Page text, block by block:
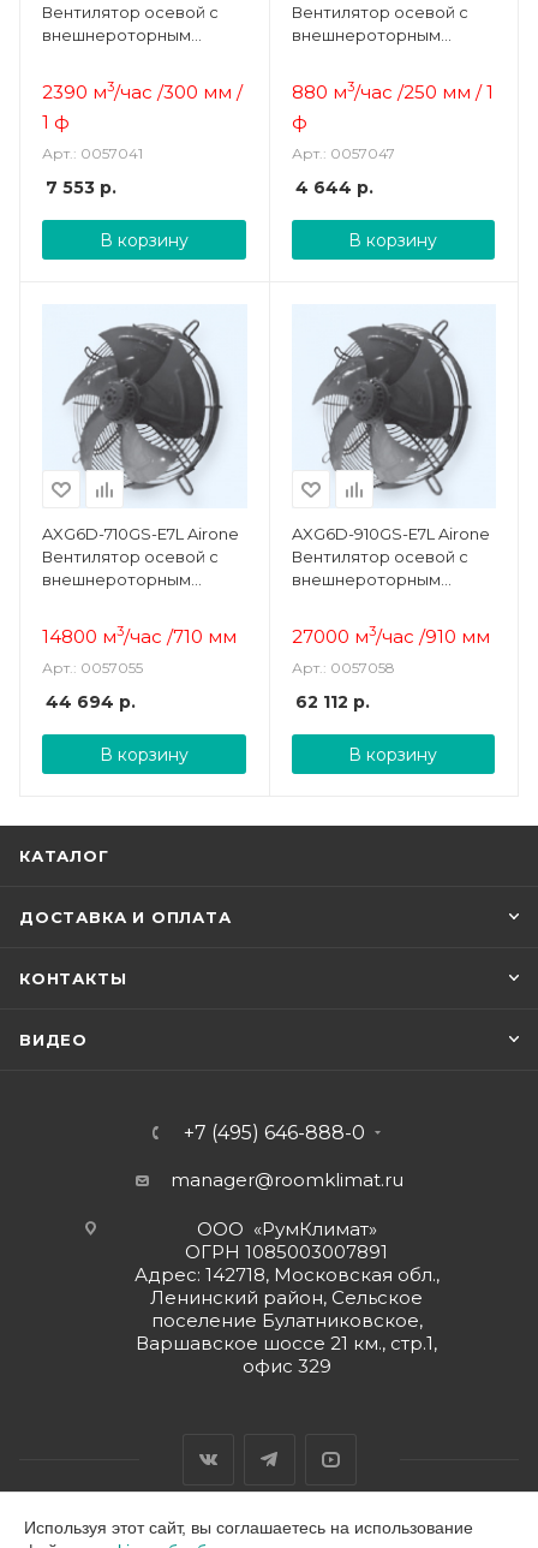
Вентилятор осевой с
внешнероторным
2390 м3/час /300 мм /
1 ф
Арт.: 0057041
7 553 р.
В корзину
Вентилятор осевой с
внешнероторным
880 м3/час /250 мм / 1
ф
Арт.: 0057047
4 644 р.
В корзину
AXG6D-710GS-E7L Airone
Вентилятор осевой с
внешнероторным
14800 м3/час /710 мм
Арт.: 0057055
44 694 р.
В корзину
AXG6D-910GS-E7L Airone
Вентилятор осевой с
внешнероторным
27000 м3/час /910 мм
Арт.: 0057058
62 112 р.
В корзину
КАТАЛОГ
ДОСТАВКА И ОПЛАТА
КОНТАКТЫ
ВИДЕО
+7 (495) 646-888-0
manager@roomklimat.ru
ООО «РумКлимат»
ОГРН 1085003007891
Адрес: 142718, Московская обл.,
Ленинский район, Сельское
поселение Булатниковское,
Варшавское шоссе 21 км., стр.1,
офис 329
Используя этот сайт, вы соглашаетесь на использование